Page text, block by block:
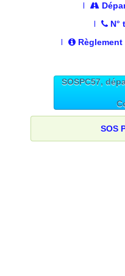
N°
Règlement
SOSPC57,
SOS